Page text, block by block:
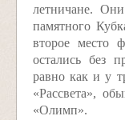
летничане.
памятного
второе место
остались без
равно как и у
«Рассвета»,
«Олимп».